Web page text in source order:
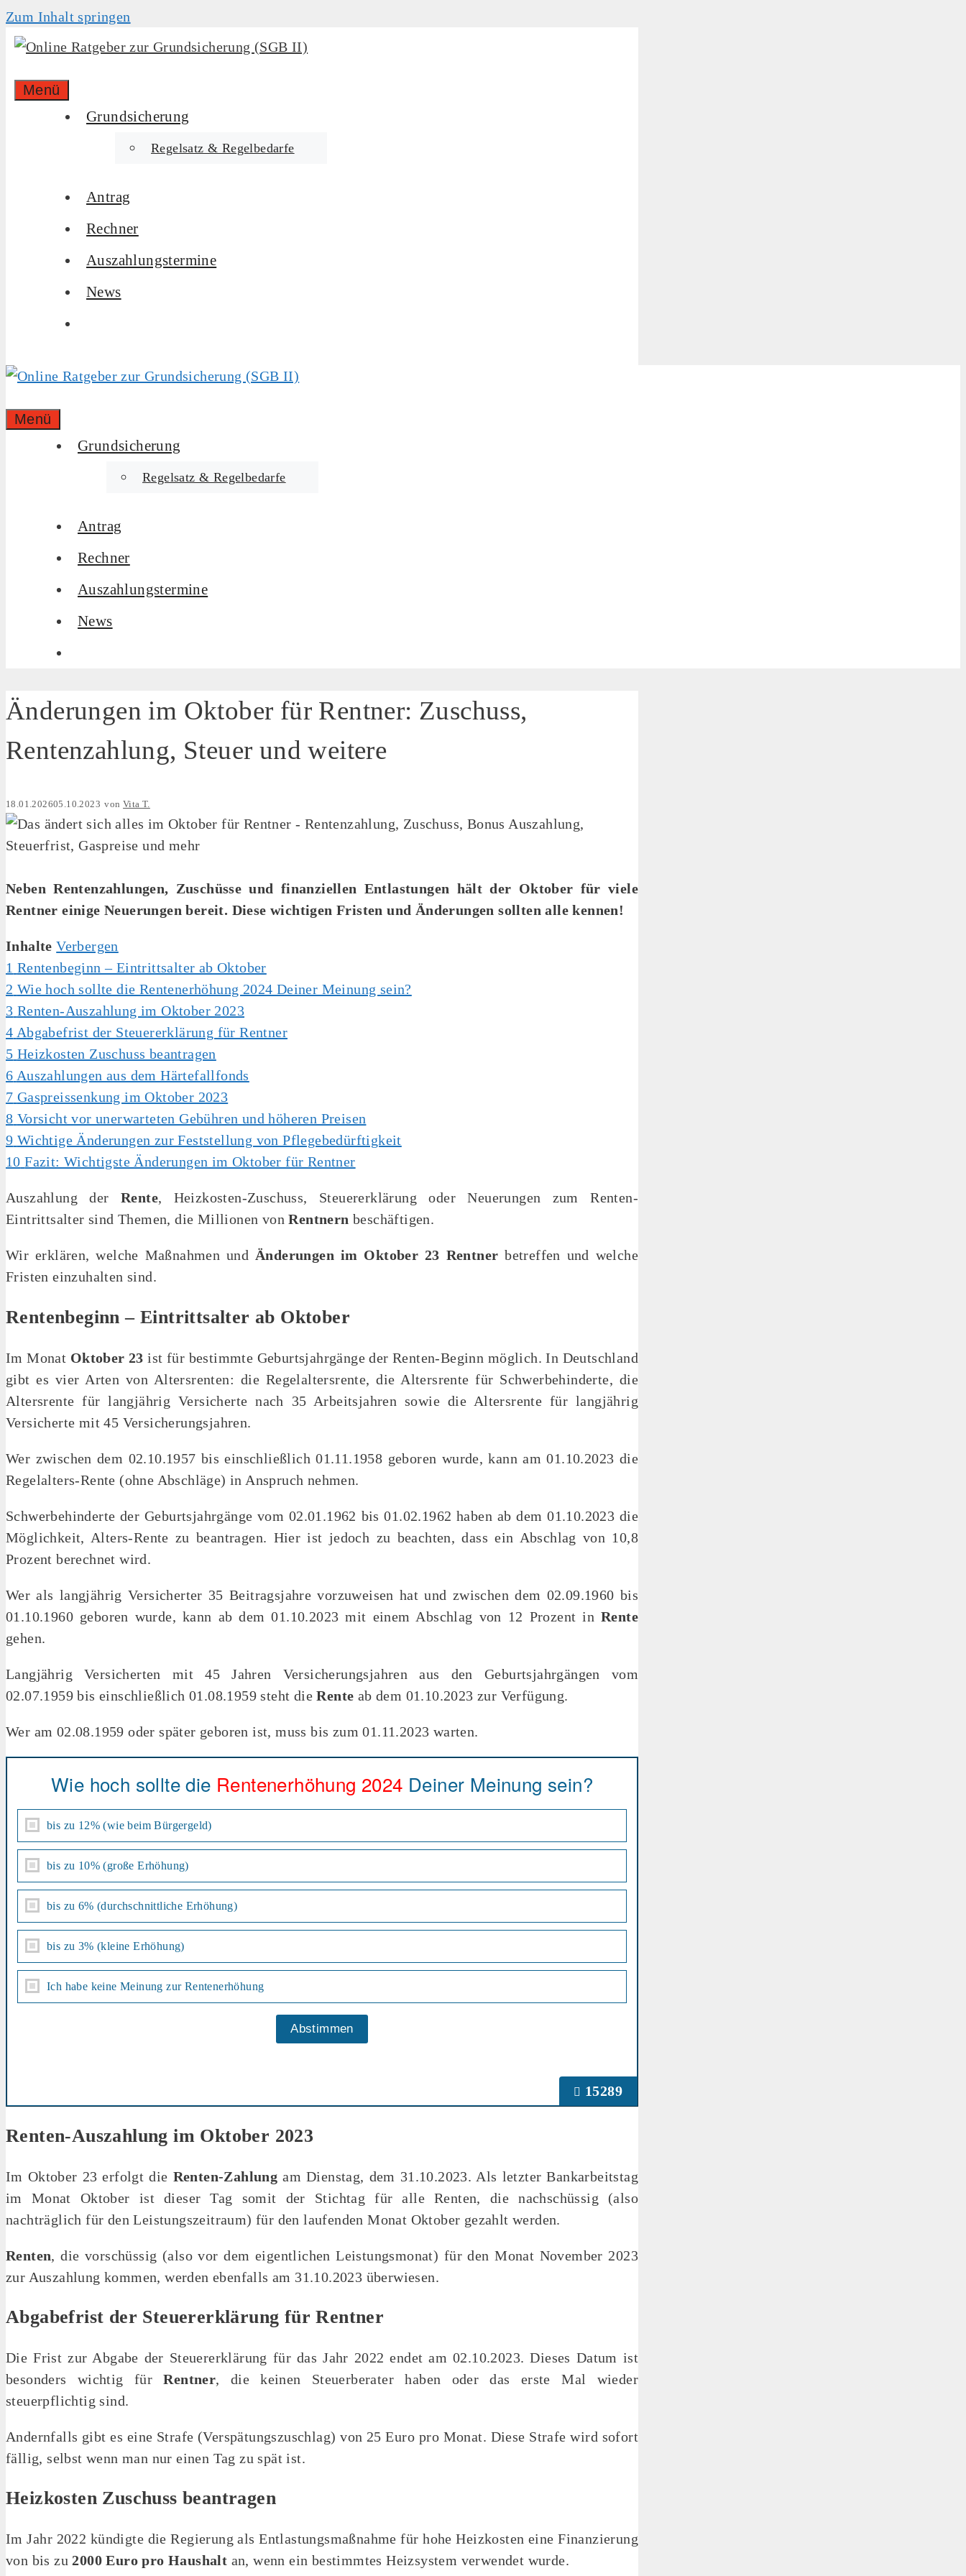
Zum Inhalt springen
Menü
Grundsicherung
Regelsatz & Regelbedarfe
Antrag
Rechner
Auszahlungstermine
News
Menü
Grundsicherung
Regelsatz & Regelbedarfe
Antrag
Rechner
Auszahlungstermine
News
Änderungen im Oktober für Rentner: Zuschuss,
Rentenzahlung, Steuer und weitere
18.01.202605.10.2023 vonVita T.
Neben Rentenzahlungen, Zuschüsse und finanziellen Entlastungen hält der Oktober für viele
Rentner einige Neuerungen bereit. Diese wichtigen Fristen und Änderungen sollten alle kennen!
Inhalte Verbergen
1 Rentenbeginn – Eintrittsalter ab Oktober
2 Wie hoch sollte die Rentenerhöhung 2024 Deiner Meinung sein?
3 Renten-Auszahlung im Oktober 2023
4 Abgabefrist der Steuererklärung für Rentner
5 Heizkosten Zuschuss beantragen
6 Auszahlungen aus dem Härtefallfonds
7 Gaspreissenkung im Oktober 2023
8 Vorsicht vor unerwarteten Gebühren und höheren Preisen
9 Wichtige Änderungen zur Feststellung von Pflegebedürftigkeit
10 Fazit: Wichtigste Änderungen im Oktober für Rentner
Auszahlung der Rente, Heizkosten-Zuschuss, Steuererklärung oder Neuerungen zum Renten-
Eintrittsalter sind Themen, die Millionen vonRentnern beschäftigen.
Wir erklären, welche Maßnahmen und Änderungen im Oktober 23 Rentner betreffen und welche
Fristen einzuhalten sind.
Rentenbeginn – Eintrittsalter ab Oktober
Im Monat Oktober 23 ist für bestimmte Geburtsjahrgänge der Renten-Beginn möglich. In Deutschland
gibt es vier Arten von Altersrenten: die Regelaltersrente, die Altersrente für Schwerbehinderte, die
Altersrente für langjährig Versicherte nach 35 Arbeitsjahren sowie die Altersrente für langjährig
Versicherte mit 45 Versicherungsjahren.
Wer zwischen dem 02.10.1957 bis einschließlich 01.11.1958 geboren wurde, kann am 01.10.2023 die
Regelalters-Rente (ohne Abschläge) in Anspruch nehmen.
Schwerbehinderte der Geburtsjahrgänge vom 02.01.1962 bis 01.02.1962 haben ab dem 01.10.2023 die
Möglichkeit, Alters-Rente zu beantragen. Hier ist jedoch zu beachten, dass ein Abschlag von 10,8
Prozent berechnet wird.
Wer als langjährig Versicherter 35 Beitragsjahre vorzuweisen hat und zwischen dem 02.09.1960 bis
01.10.1960 geboren wurde, kann ab dem 01.10.2023 mit einem Abschlag von 12 Prozent in Rente
gehen.
Langjährig Versicherten mit 45 Jahren Versicherungsjahren aus den Geburtsjahrgängen vom
02.07.1959 bis einschließlich 01.08.1959 steht dieRente ab dem 01.10.2023 zur Verfügung.
Wer am 02.08.1959 oder später geboren ist, muss bis zum 01.11.2023 warten.
15289
Wie hoch sollte die Rentenerhöhung 2024 Deiner Meinung sein?
bis zu 12% (wie beim Bürgergeld)
bis zu 10% (große Erhöhung)
bis zu 6% (durchschnittliche Erhöhung)
bis zu 3% (kleine Erhöhung)
Ich habe keine Meinung zur Rentenerhöhung
Renten-Auszahlung im Oktober 2023
Im Oktober 23 erfolgt die Renten-Zahlung am Dienstag, dem 31.10.2023. Als letzter Bankarbeitstag
im Monat Oktober ist dieser Tag somit der Stichtag für alle Renten, die nachschüssig (also
nachträglich für den Leistungszeitraum) für den laufenden Monat Oktober gezahlt werden.
Renten, die vorschüssig (also vor dem eigentlichen Leistungsmonat) für den Monat November 2023
zur Auszahlung kommen, werden ebenfalls am 31.10.2023 überwiesen.
Abgabefrist der Steuererklärung für Rentner
Die Frist zur Abgabe der Steuererklärung für das Jahr 2022 endet am 02.10.2023. Dieses Datum ist
besonders wichtig fürRentner, die keinen Steuerberater haben oder das erste Mal wieder
steuerpflichtig sind.
Andernfalls gibt es eine Strafe (Verspätungszuschlag) von 25 Euro pro Monat. Diese Strafe wird sofort
fällig, selbst wenn man nur einen Tag zu spät ist.
Heizkosten Zuschuss beantragen
Im Jahr 2022 kündigte die Regierung als Entlastungsmaßnahme für hohe Heizkosten eine Finanzierung
von bis zu2000 Euro pro Haushalt an, wenn ein bestimmtes Heizsystem verwendet wurde.